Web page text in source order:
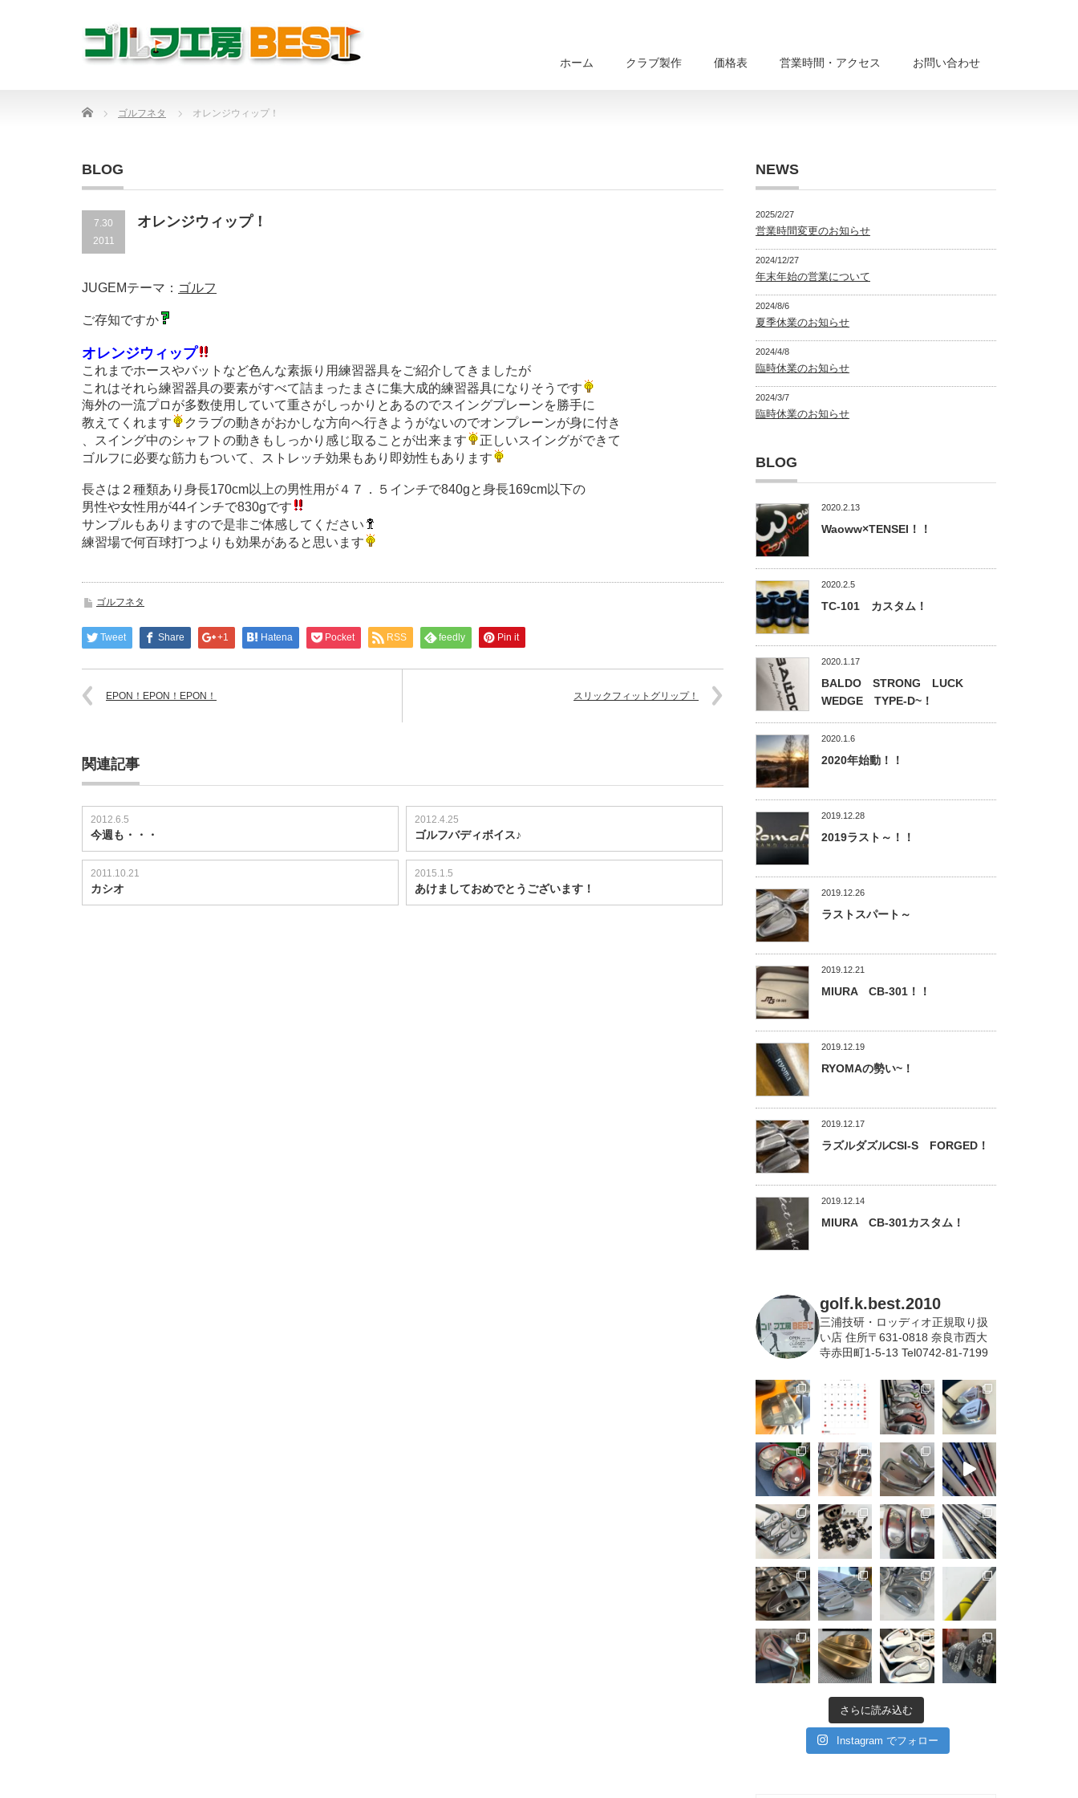
ホーム クラブ製作 価格表 営業時間・アクセス お問い合わせ
Home ゴルフネタ オレンジウィップ！
BLOG
7.30
2011
オレンジウィップ！
JUGEMテーマ： ゴルフ
ご存知ですか
オレンジウィップ
これまでホースやバットなど色んな素振り用練習器具をご紹介してきましたが
これはそれら練習器具の要素がすべて詰まったまさに集大成的練習器具になりそうです
海外の一流プロが多数使用していて重さがしっかりとあるのでスイングプレーンを勝手に
教えてくれます
クラブの動きがおかしな方向へ行きようがないのでオンプレーンが身に付き
、スイング中のシャフトの動きもしっかり感じ取ることが出来ます
正しいスイングができて
ゴルフに必要な筋力もついて、ストレッチ効果もあり即効性もあります
長さは２種類あり身長170cm以上の男性用が４７．５インチで840gと身長169cm以下の
男性や女性用が44インチで830gです
サンプルもありますので是非ご体感してください
練習場で何百球打つよりも効果があると思います
ゴルフネタ
Tweet Share +1 Hatena Pocket RSS feedly Pin it
EPON！EPON！EPON！ スリックフィットグリップ！
関連記事
2012.6.5
今週も・・・
2012.4.25
ゴルフバディボイス♪
2011.10.21
カシオ
2015.1.5
あけましておめでとうございます！
NEWS
2025/2/27
営業時間変更のお知らせ
2024/12/27
年末年始の営業について
2024/8/6
夏季休業のお知らせ
2024/4/8
臨時休業のお知らせ
2024/3/7
臨時休業のお知らせ
BLOG
2020.2.13
Waoww×TENSEI！！
2020.2.5
TC-101 カスタム！
2020.1.17
BALDO STRONG LUCK
WEDGE TYPE-D~！
2020.1.6
2020年始動！！
2019.12.28
2019ラスト～！！
2019.12.26
ラストスパート～
2019.12.21
MIURA CB-301！！
2019.12.19
RYOMAの勢い~！
2019.12.17
ラズルダズルCSI-S FORGED！
2019.12.14
MIURA CB-301カスタム！
golf.k.best.2010
三浦技研・ロッディオ正規取り扱
い店 住所〒631-0818 奈良市西大
寺赤田町1-5-13 Tel0742-81-7199
さらに読み込む
Instagram でフォロー